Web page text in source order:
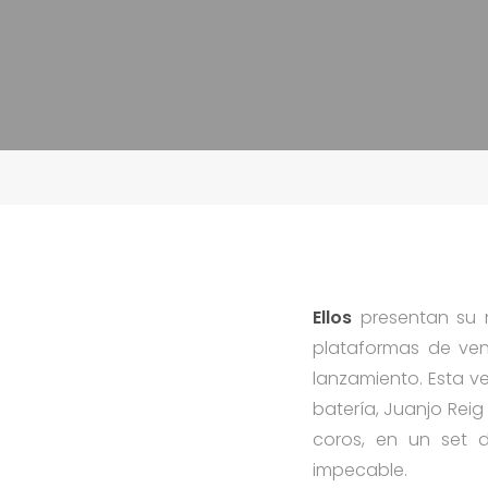
Ellos presentan su
plataformas de
lanzamiento. Esta
batería, Juanjo
coros, en un set
impecable.